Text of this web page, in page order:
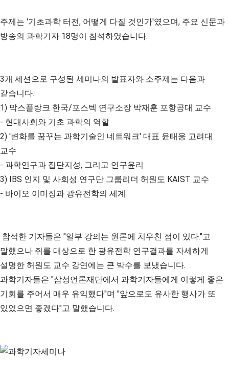
주제는 '기초과학 터전, 어떻게 다질 것인가'였으며, 주요 신문과
방송의 과학기자 18명이 참석하였습니다.
3개 세션으로 구성된 세미나의 발표자와 소주제는 다음과
같습니다.
1) 막스플랑크 한국/포스텍 연구소장 박재훈 포항공대 교수
- 현대사회와 기초 과학의 역할
2) '변화를 꿈꾸는 과학기술인 네트워크' 대표 윤태웅 고려대
교수
- 과학연구과 집단지성, 그리고 연구윤리
3) IBS 인지 및 사회성 연구단 그룹리더 허원도 KAIST 교수
- 바이오 이미징과 광유전학의 세계
참석한 기자들은 "일부 강의는 원론에 치우친 점이 있다."고
말했으나 쥐를 대상으로 한 광유전학 연구결과를 자세하게
설명한 허원도 교수 강연에는 큰 박수를 보냈습니다.
과학기자들은 "삼성언론재단에서 과학기자들에게 이렇게 좋은
기회를 주어서 매우 유익했다"며 "앞으로도 유사한 행사가 또
있었으면 좋겠다"고 말했습니다.